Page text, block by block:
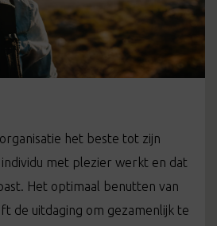
het beste tot zijn
met plezier werkt en dat
Het optimaal benutten van
de uitdaging om gezamenlijk te